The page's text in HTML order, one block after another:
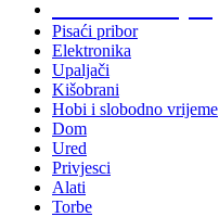
Pisaći pribor
Elektronika
Upaljači
Kišobrani
Hobi i slobodno vrijeme
Dom
Ured
Privjesci
Alati
Torbe